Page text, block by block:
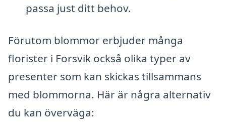
passa just ditt behov.
Förutom blommor erbjuder många
florister i Forsvik också olika typer av
presenter som kan skickas tillsammans
med blommorna. Här är några alternativ
du kan överväga: